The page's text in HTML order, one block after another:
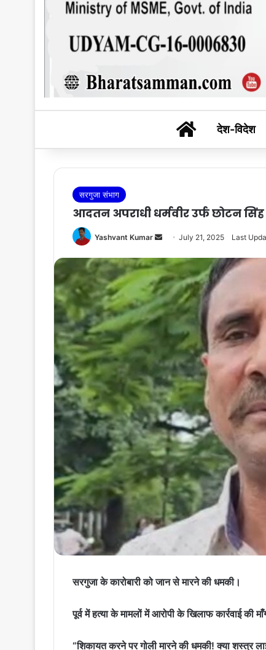
BHARAT
देश-विदेश
सरगुजा संभाग
आदतन अपराधी धर्मवीर उर्फ छोटन
Yashvant Kumar
Send
email
July 21, 2025 Last
सरगुजा के कारोबारी को जान से मारने की धमकी।
पूर्व में हत्या के मामलों में आरोपी के खिलाफ कार्रवाई की
“शिकायत करने पर गोली मारने की धमकी! क्या शस्त्र